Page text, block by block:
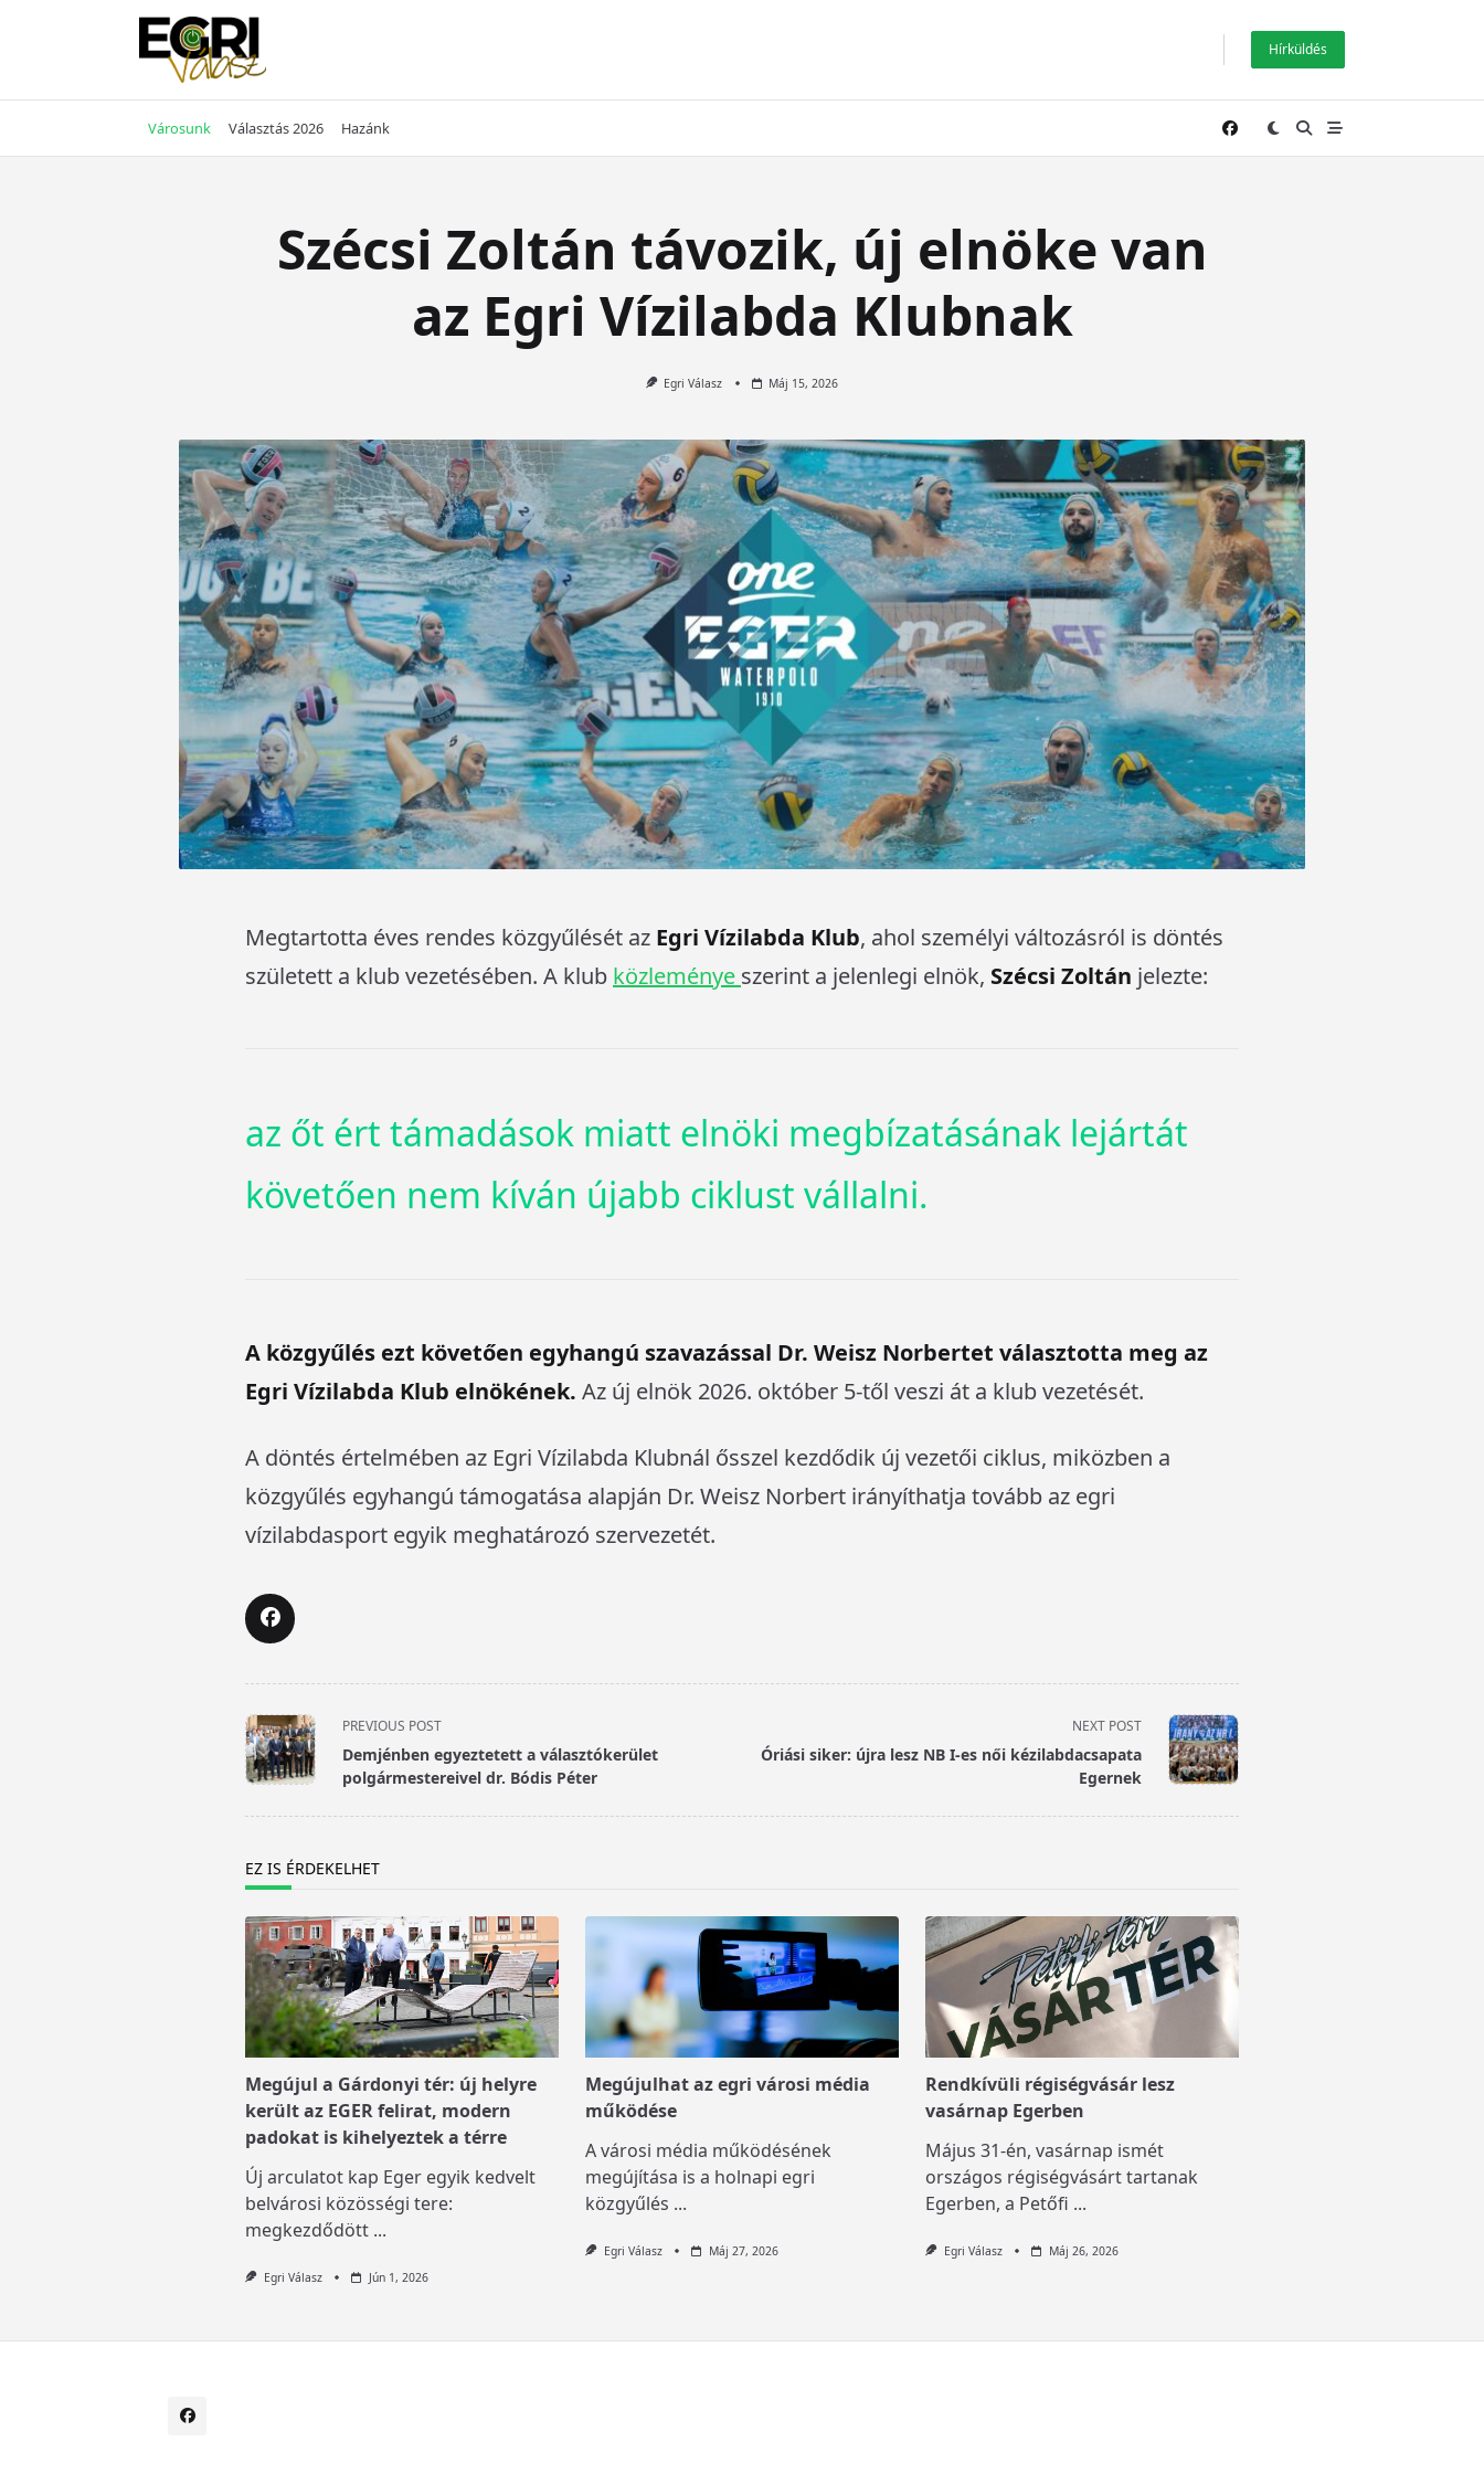
Hírküldés
Városunk Választás 2026 Hazánk
Szécsi Zoltán távozik, új elnöke van
az Egri Vízilabda Klubnak
Egri Válasz Máj 15, 2026
Megtartotta éves rendes közgyűlését az Egri Vízilabda Klub, ahol személyi változásról is döntés
született a klub vezetésében. A klub közleménye szerint a jelenlegi elnök, Szécsi Zoltán jelezte:
az őt ért támadások miatt elnöki megbízatásának lejártát
követően nem kíván újabb ciklust vállalni.
A közgyűlés ezt követően egyhangú szavazással Dr. Weisz Norbertet választotta meg az
Egri Vízilabda Klub elnökének. Az új elnök 2026. október 5-től veszi át a klub vezetését.
A döntés értelmében az Egri Vízilabda Klubnál ősszel kezdődik új vezetői ciklus, miközben a
közgyűlés egyhangú támogatása alapján Dr. Weisz Norbert irányíthatja tovább az egri
vízilabdasport egyik meghatározó szervezetét.
<span
class="nav-
subtitle
text">Page</span>
PREVIOUS POST
Demjénben egyeztetett a választókerület
polgármestereivel dr. Bódis Péter
NEXT POST
Óriási siker: újra lesz NB I-es női kézilabdacsapata
Egernek
EZ IS ÉRDEKELHET
Megújul a Gárdonyi tér: új helyre
került az EGER felirat, modern
padokat is kihelyeztek a térre
Új arculatot kap Eger egyik kedvelt
belvárosi közösségi tere:
megkezdődött ...
Egri Válasz Jún 1, 2026
Megújulhat az egri városi média
működése
A városi média működésének
megújítása is a holnapi egri
közgyűlés ...
Egri Válasz Máj 27, 2026
Rendkívüli régiségvásár lesz
vasárnap Egerben
Május 31-én, vasárnap ismét
országos régiségvásárt tartanak
Egerben, a Petőfi ...
Egri Válasz Máj 26, 2026